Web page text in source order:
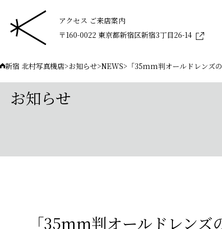
アクセス ご来店案内
〒160-0022 東京都新宿区新宿3丁目26-14
新宿 北村写真機店>お知らせ>NEWS> 「35mm判オールドレンズ
お知らせ
「35mm判オールドレン